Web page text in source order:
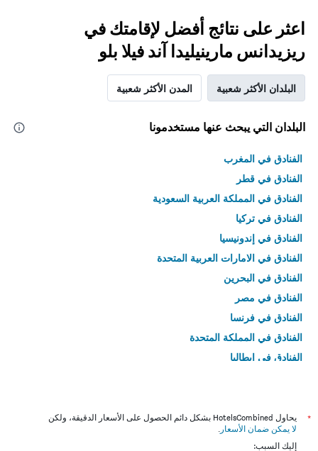
اعثر على نتائج أفضل لإقامتك في
ريزيدانس مارينيليدا آند فيلا بلو
البلدان الأكثر شعبية المدن الأكثر شعبية
البلدان التي يبحث عنها مستخدمونا
الفنادق في المغرب
الفنادق في قطر
الفنادق في المملكة العربية السعودية
الفنادق في تركيا
الفنادق في إندونيسيا
الفنادق في الامارات العربية المتحدة
الفنادق في البحرين
الفنادق في مصر
الفنادق في فرنسا
الفنادق في المملكة المتحدة
الفنادق في إيطاليا
*
يحاول HotelsCombined بشكل دائم الحصول على الأسعار الدقيقة، ولكن
لا يمكن ضمان الأسعار .
إليك السبب: